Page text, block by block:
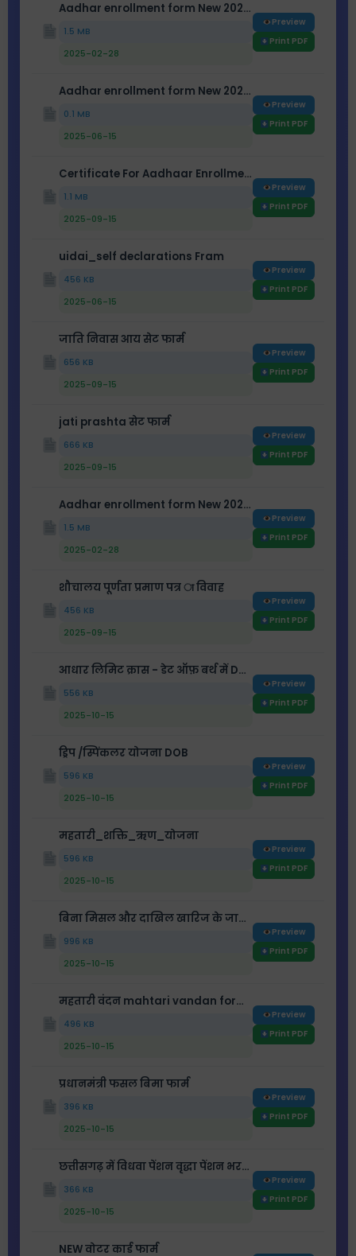
Aadhar enrollment form New 2025 age-5-18
1.5 MB
2025-02-28
Preview
Print PDF
Aadhar enrollment form New 2025 ege-18+
0.1 MB
2025-06-15
Preview
Print PDF
Certificate For Aadhaar Enrollment Update(sarpanch)
1.1 MB
2025-09-15
Preview
Print PDF
uidai_self declarations Fram
456 KB
2025-06-15
Preview
Print PDF
जाति निवास आय सेट फार्म
656 KB
2025-09-15
Preview
Print PDF
jati prashta सेट फार्म
666 KB
2025-09-15
Preview
Print PDF
Aadhar enrollment form New 2025 age-5-18
1.5 MB
2025-02-28
Preview
Print PDF
शौचालय पूर्णता प्रमाण पत्र ा विवाह
456 KB
2025-09-15
Preview
Print PDF
आधार लिमिट क्रास - डेट ऑफ़ बर्थ में DOB
556 KB
2025-10-15
Preview
Print PDF
ड्रिप /स्पिंकलर योजना DOB
596 KB
2025-10-15
Preview
Print PDF
महतारी_शक्ति_ऋण_योजना
596 KB
2025-10-15
Preview
Print PDF
बिना मिसल और दाखिल खारिज के जाति प्रमाण पत्र बनाने के लिए पंचायत प्रस्ताव
996 KB
2025-10-15
Preview
Print PDF
महतारी वंदन mahtari vandan form फार्म
496 KB
2025-10-15
Preview
Print PDF
प्रधानमंत्री फसल बिमा फार्म
396 KB
2025-10-15
Preview
Print PDF
छत्तीसगढ़ में विधवा पेंशन वृद्धा पेंशन भरने के लिए पेंशन फार्म
366 KB
2025-10-15
Preview
Print PDF
NEW वोटर कार्ड फार्म